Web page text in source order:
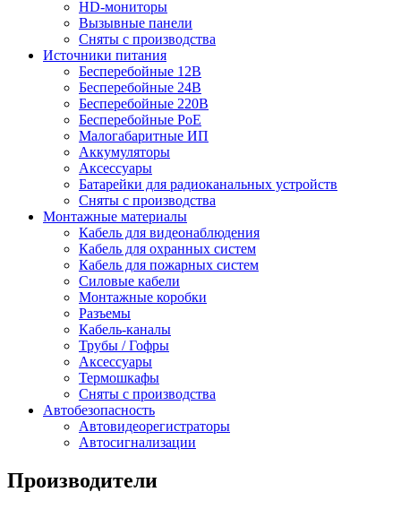
HD-мониторы
Вызывные панели
Сняты с производства
Источники питания
Бесперебойные 12В
Бесперебойные 24В
Бесперебойные 220В
Бесперебойные PoE
Малогабаритные ИП
Аккумуляторы
Аксессуары
Батарейки для радиоканальных устройств
Сняты с производства
Монтажные материалы
Кабель для видеонаблюдения
Кабель для охранных систем
Кабель для пожарных систем
Силовые кабели
Монтажные коробки
Разъемы
Кабель-каналы
Трубы / Гофры
Аксессуары
Термошкафы
Сняты с производства
Автобезопасность
Автовидеорегистраторы
Автосигнализации
Производители